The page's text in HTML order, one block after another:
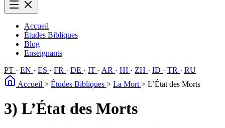
Accueil
Études Bibliques
Blog
Enseignants
PT · EN · ES · FR · DE · IT · AR · HI · ZH · ID · TR · RU
Accueil > Études Bibliques > La Mort > L’État des Morts
3) L’État des Morts